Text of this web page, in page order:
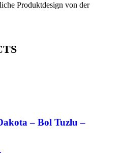
Produktdesign von der
– Bol Tuzlu –